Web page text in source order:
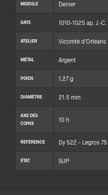
MODULE Denier
DATE 1010-1025 ap. J.-C.
ATELIER Vicomté d’Orléans
MÉTAL Argent
POIDS 1.27 g
DIAMÈTRE 21.5 mm
AXE DES
COINS
10 h
RÉFÉRENCE Dy 522 – Legros 75
ÉTAT SUP